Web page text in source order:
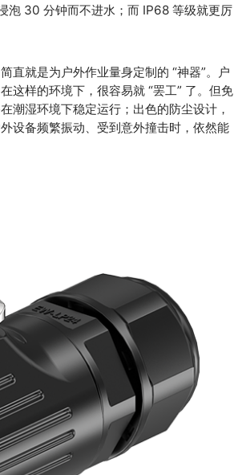
泡 30 分钟而不进水；而 IP68 等级就更厉
直就是为户外作业量身定制的 “神器”。户
这样的环境下，很容易就 “罢工” 了。但免
潮湿环境下稳定运行；出色的防尘设计，
设备频繁振动、受到意外撞击时，依然能